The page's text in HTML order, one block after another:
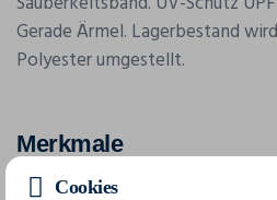
Gerade Ärmel. Lagerbestand
Polyester umgestellt.
Merkmale
Cookies